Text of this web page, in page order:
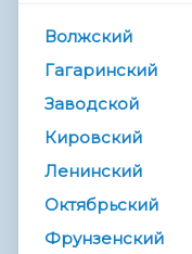
Волжский
Гагаринский
Заводской
Кировский
Ленинский
Октябрьский
Фрунзенский